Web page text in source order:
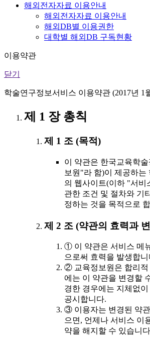
해외전자자료 이용안내
해외전자자료 이용안내
해외DB별 이용권한
대학별 해외DB 구독현황
이용약관
닫기
학술연구정보서비스 이용약관 (2017년 1
제 1 장 총칙
제 1 조 (목적)
이 약관은 한국교육학
보원"라 함)이 제공하는
의 웹사이트(이하 "서비
관한 조건 및 절차와 기
정하는 것을 목적으로
제 2 조 (약관의 효력과
① 이 약관은 서비스 메
으로써 효력을 발생합니
② 교육정보원은 합리적
에는 이 약관을 변경할
경한 경우에는 지체없
공시합니다.
③ 이용자는 변경된 약
으면, 언제나 서비스 이
약을 해지할 수 있습니